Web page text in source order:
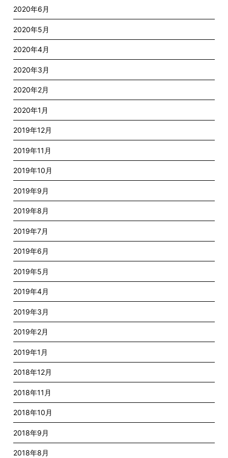
2020年6月
2020年5月
2020年4月
2020年3月
2020年2月
2020年1月
2019年12月
2019年11月
2019年10月
2019年9月
2019年8月
2019年7月
2019年6月
2019年5月
2019年4月
2019年3月
2019年2月
2019年1月
2018年12月
2018年11月
2018年10月
2018年9月
2018年8月